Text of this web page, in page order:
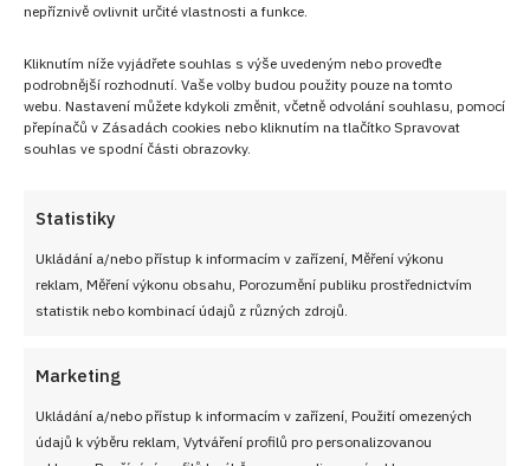
nepříznivě ovlivnit určité vlastnosti a funkce.
Kliknutím níže vyjádřete souhlas s výše uvedeným nebo proveďte
podrobnější rozhodnutí. Vaše volby budou použity pouze na tomto
webu. Nastavení můžete kdykoli změnit, včetně odvolání souhlasu, pomocí
přepínačů v Zásadách cookies nebo kliknutím na tlačítko Spravovat
souhlas ve spodní části obrazovky.
Statistiky
Ukládání a/nebo přístup k informacím v zařízení, Měření výkonu
reklam, Měření výkonu obsahu, Porozumění publiku prostřednictvím
statistik nebo kombinací údajů z různých zdrojů.
Marketing
Ukládání a/nebo přístup k informacím v zařízení, Použití omezených
údajů k výběru reklam, Vytváření profilů pro personalizovanou
PŘEDCHOZÍ RECEPT
Křehoučké taštičky z
listového těsta, které se
DALŠÍ RECEPT
Nastrouhejte kuřecí maso,
brambory a připravte si
VYZKOUŠEJTE TAKÉ